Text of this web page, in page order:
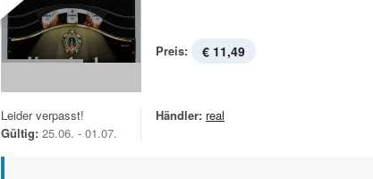
Preis: € 11,49
Leider verpasst!
Gültig: 25.06. - 01.07.
Händler: real